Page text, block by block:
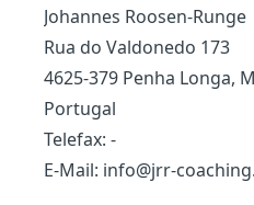
Johannes Roosen-Runge
Rua do Valdonedo 173
4625-379 Penha Longa,
Portugal
Telefax: -
E-Mail: info@jrr-